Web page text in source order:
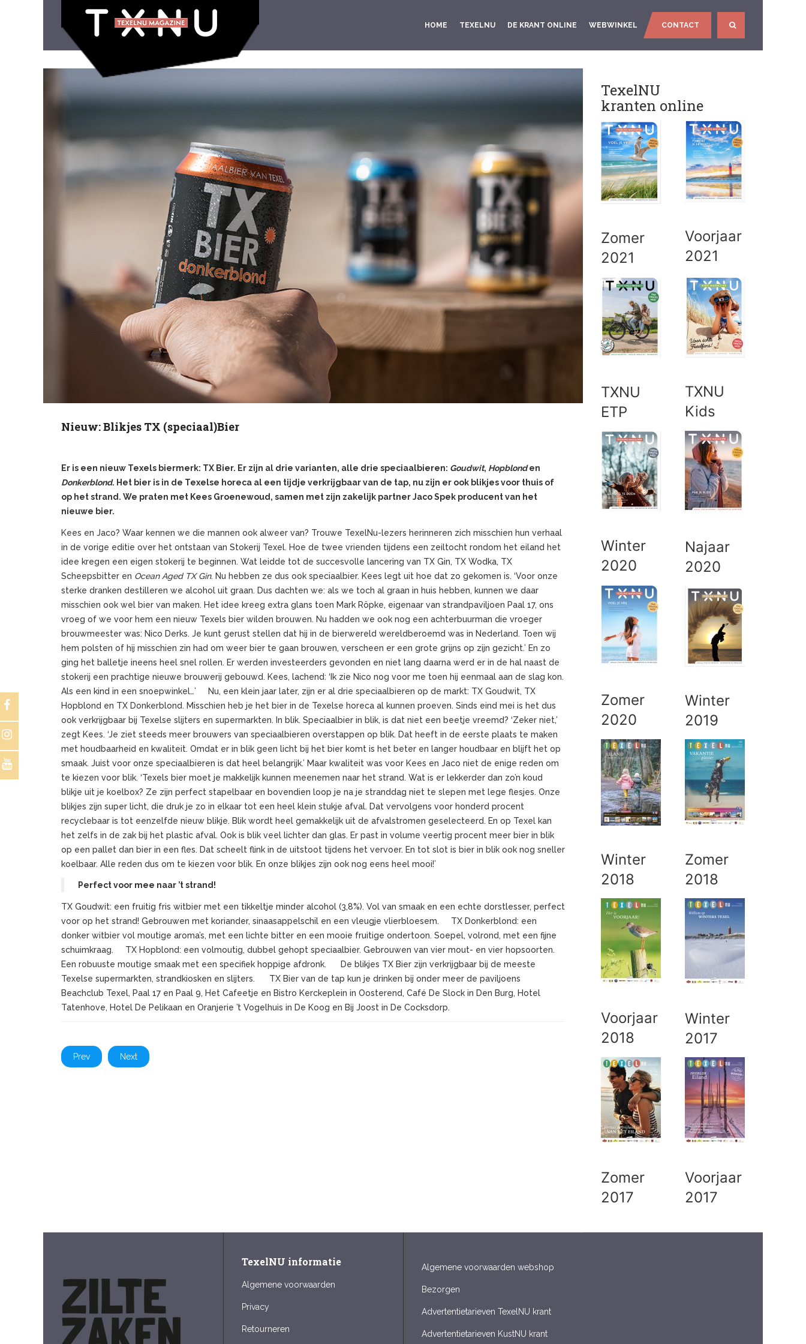
HOME TEXELNU DE KRANT ONLINE WEBWINKEL CONTACT
Nieuw: Blikjes TX (speciaal)Bier
Er is een nieuw Texels biermerk: TX Bier. Er zijn al drie varianten, alle drie speciaalbieren: Goudwit, Hopblonden
Donkerblond. Het bier is in de Texelse horeca al een tijdje verkrijgbaar van de tap, nu zijn er ook blikjes voor thuis of
op het strand. We praten met Kees Groenewoud, samen met zijn zakelijk partner Jaco Spek producent van het
nieuwe bier.
Kees en Jaco? Waar kennen we die mannen ook alweer van? Trouwe TexelNu-lezers herinneren zich misschien hun verhaal
in de vorige editie over het ontstaan van Stokerij Texel. Hoe de twee vrienden tijdens een zeiltocht rondom het eiland het
idee kregen een eigen stokerij te beginnen. Wat leidde tot de succesvolle lancering van TX Gin, TX Wodka, TX
Scheepsbitter en Ocean Aged TX Gin. Nu hebben ze dus ook speciaalbier. Kees legt uit hoe dat zo gekomen is. ‘Voor onze
sterke dranken destilleren we alcohol uit graan. Dus dachten we: als we toch al graan in huis hebben, kunnen we daar
misschien ook wel bier van maken. Het idee kreeg extra glans toen Mark Röpke, eigenaar van strandpaviljoen Paal 17, ons
vroeg of we voor hem een nieuw Texels bier wilden brouwen. Nu hadden we ook nog een achterbuurman die vroeger
brouwmeester was: Nico Derks. Je kunt gerust stellen dat hij in de bierwereld wereldberoemd was in Nederland. Toen wij
hem polsten of hij misschien zin had om weer bier te gaan brouwen, verscheen er een grote grijns op zijn gezicht.’ En zo
ging het balletje ineens heel snel rollen. Er werden investeerders gevonden en niet lang daarna werd er in de hal naast de
stokerij een prachtige nieuwe brouwerij gebouwd. Kees, lachend: ‘Ik zie Nico nog voor me toen hij eenmaal aan de slag kon.
Als een kind in een snoepwinkel…’ Nu, een klein jaar later, zijn er al drie speciaalbieren op de markt: TX Goudwit, TX
Hopblond en TX Donkerblond. Misschien heb je het bier in de Texelse horeca al kunnen proeven. Sinds eind mei is het dus
ook verkrijgbaar bij Texelse slijters en supermarkten. In blik. Speciaalbier in blik, is dat niet een beetje vreemd? ‘Zeker niet,’
zegt Kees. ‘Je ziet steeds meer brouwers van speciaalbieren overstappen op blik. Dat heeft in de eerste plaats te maken
met houdbaarheid en kwaliteit. Omdat er in blik geen licht bij het bier komt is het beter en langer houdbaar en blijft het op
smaak. Juist voor onze speciaalbieren is dat heel belangrijk.’ Maar kwaliteit was voor Kees en Jaco niet de enige reden om
te kiezen voor blik. ‘Texels bier moet je makkelijk kunnen meenemen naar het strand. Wat is er lekkerder dan zo’n koud
blikje uit je koelbox? Ze zijn perfect stapelbaar en bovendien loop je na je stranddag niet te slepen met lege flesjes. Onze
blikjes zijn super licht, die druk je zo in elkaar tot een heel klein stukje afval. Dat vervolgens voor honderd procent
recyclebaar is tot eenzelfde nieuw blikje. Blik wordt heel gemakkelijk uit de afvalstromen geselecteerd. En op Texel kan
het zelfs in de zak bij het plastic afval. Ook is blik veel lichter dan glas. Er past in volume veertig procent meer bier in blik
op een pallet dan bier in een fles. Dat scheelt flink in de uitstoot tijdens het vervoer. En tot slot is bier in blik ook nog sneller
koelbaar. Alle reden dus om te kiezen voor blik. En onze blikjes zijn ook nog eens heel mooi!’
Perfect voor mee naar ’t strand!
TX Goudwit: een fruitig fris witbier met een tikkeltje minder alcohol (3,8%). Vol van smaak en een echte dorstlesser, perfect
voor op het strand! Gebrouwen met koriander, sinaasappelschil en een vleugje vlierbloesem. TX Donkerblond: een
donker witbier vol moutige aroma’s, met een lichte bitter en een mooie fruitige ondertoon. Soepel, volrond, met een fijne
schuimkraag. TX Hopblond: een volmoutig, dubbel gehopt speciaalbier. Gebrouwen van vier mout- en vier hopsoorten.
Een robuuste moutige smaak met een specifiek hoppige afdronk. De blikjes TX Bier zijn verkrijgbaar bij de meeste
Texelse supermarkten, strandkiosken en slijters. TX Bier van de tap kun je drinken bij onder meer de paviljoens
Beachclub Texel, Paal 17 en Paal 9, Het Cafeetje en Bistro Kerckeplein in Oosterend, Café De Slock in Den Burg, Hotel
Tatenhove, Hotel De Pelikaan en Oranjerie ’t Vogelhuis in De Koog en Bij Joost in De Cocksdorp.
Prev Next
TexelNU
kranten online
Zomer
2021
Voorjaar
2021
TXNU
ETP
TXNU
Kids
Winter
2020
Najaar
2020
Zomer
2020
Winter
2019
Winter
2018
Zomer
2018
Voorjaar
2018
Winter
2017
Zomer
2017
Voorjaar
2017
TexelNU informatie
Algemene voorwaarden
Privacy
Retourneren
Algemene voorwaarden webshop
Bezorgen
Advertentietarieven TexelNU krant
Advertentietarieven KustNU krant